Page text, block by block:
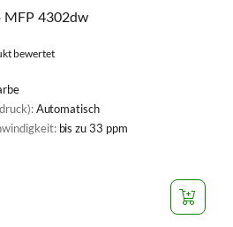
MFP 4302dw
bewertet
Automatisch
bis zu 33 ppm